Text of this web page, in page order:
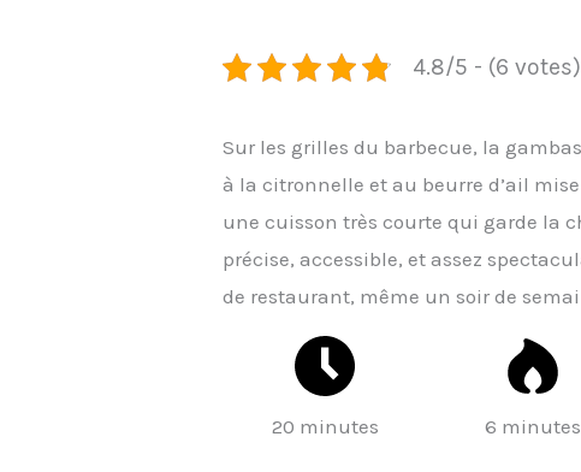
4.8/5 - (6 votes)
Sur les grilles du barbecue, la
à la citronnelle et au beurre d’ail
une cuisson très courte qui garde la
précise, accessible, et assez
de restaurant, même un soir de
20 minutes 6 minutes